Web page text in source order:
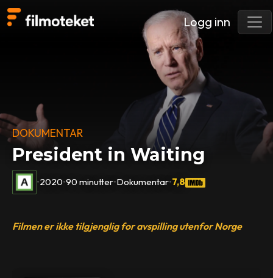
Logg inn
DOKUMENTAR
President in Waiting
•2020•90 minutter•Dokumentar•7,8
Filmen er ikke tilgjenglig for avspilling utenfor Norge